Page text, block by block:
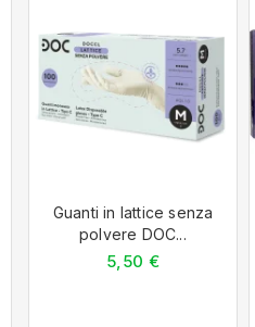
Guanti in lattice senza
polvere DOC...
5,50 €